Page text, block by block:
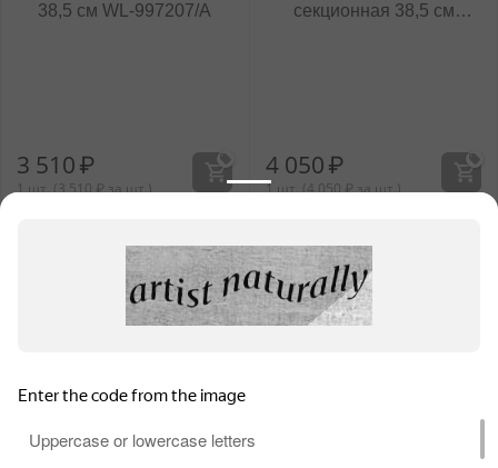
38,5 см WL‑997207/A
3 510₽
1 шт. (3 510₽за шт.)
секционная 38,5 см
4 050₽
1 шт. (4 050₽за шт.)
Информация для продавцов
Покупательский сервис
Контакты